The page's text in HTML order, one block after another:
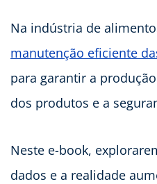
Na indústria de
manutenção eficiente
para garantir a
dos produtos e a
Neste e-book,
dados e a realidade